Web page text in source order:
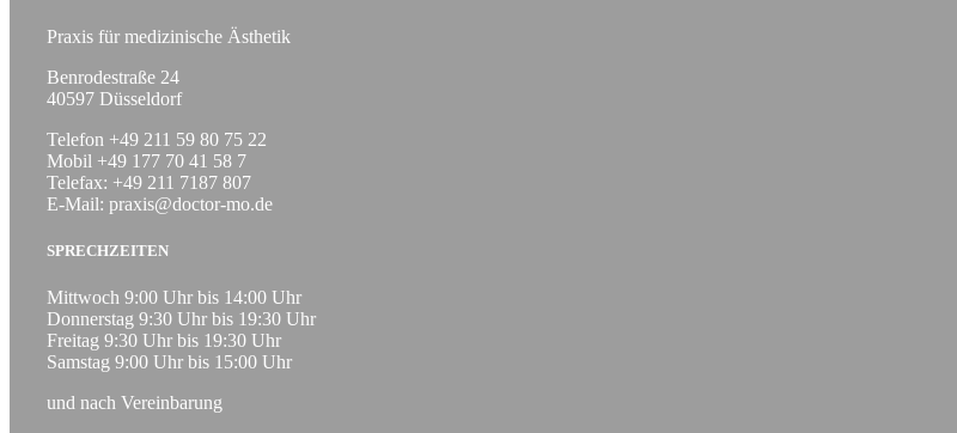
Praxis für medizinische Ästhetik
Benrodestraße 24
40597 Düsseldorf
Telefon +49 211 59 80 75 22
Mobil +49 177 70 41 58 7
Telefax: +49 211 7187 807
E-Mail: praxis@doctor-mo.de
SPRECHZEITEN
Mittwoch 9:00 Uhr bis 14:00 Uhr
Donnerstag 9:30 Uhr bis 19:30 Uhr
Freitag 9:30 Uhr bis 19:30 Uhr
Samstag 9:00 Uhr bis 15:00 Uhr
und nach Vereinbarung